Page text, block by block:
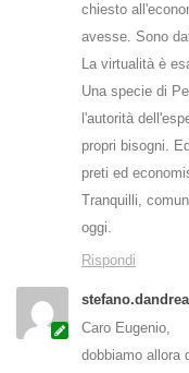
chiesto
avesse. Sono
La virtualità è
Una specie di
l'autorità
propri bisogni.
preti ed
Tranquilli,
oggi.
Rispondi
stefano.dandrea
Caro Eugenio,
dobbiamo allora